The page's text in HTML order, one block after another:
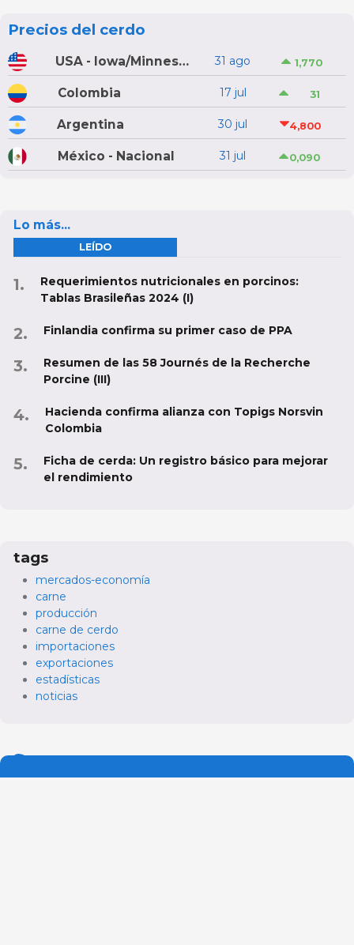
Precios del cerdo
USA - Iowa/Minnesota 31 ago 1,770
Colombia 17 jul 31
Argentina 30 jul 4,800
México - Nacional 31 jul 0,090
Lo más...
LEÍDO
Requerimientos nutricionales en porcinos:
Tablas Brasileñas 2024 (I)
Finlandia confirma su primer caso de PPA
Resumen de las 58 Journés de la Recherche
Porcine (III)
Hacienda confirma alianza con Topigs Norsvin
Colombia
Ficha de cerda: Un registro básico para mejorar
el rendimiento
tags
mercados-economía
carne
producción
carne de cerdo
importaciones
exportaciones
estadísticas
noticias